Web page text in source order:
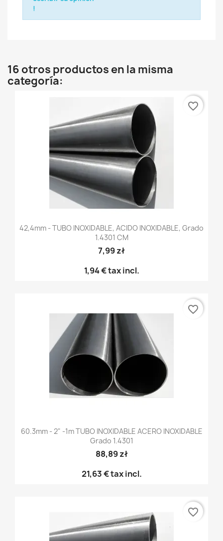
!
16 otros productos en la misma
categoría:
42,4mm - TUBO INOXIDABLE, ACIDO INOXIDABLE, Grado
1.4301 CM
7,99 zł
1,94 €tax incl.
favorite_border
60.3mm - 2" -1m TUBO INOXIDABLE ACERO INOXIDABLE
Grado 1.4301
88,89 zł
21,63 €tax incl.
favorite_border
favorite_border